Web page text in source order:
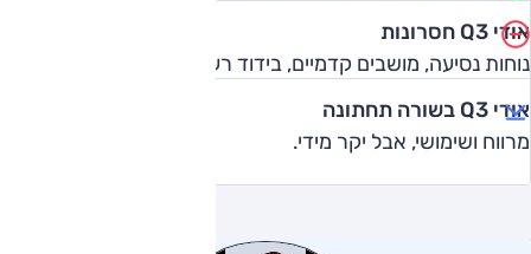
אודי Q3 חסרונות
נוחות נסיעה, מושבים קדמיים, בידוד רעשים, אבזור דל, מחיר.
אודי Q3 בשורה תחתונה
מרווח ושימושי, אבל יקר מידי.